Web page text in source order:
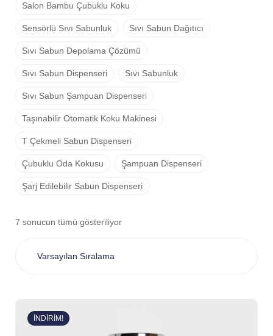
Salon Bambu Çubuklu Koku
Sensörlü Sıvı Sabunluk Sıvı Sabun Dağıtıcı
Sıvı Sabun Depolama Çözümü
Sıvı Sabun Dispenseri Sıvı Sabunluk
Sıvı Sabun Şampuan Dispenseri
Taşınabilir Otomatik Koku Makinesi
T Çekmeli Sabun Dispenseri
Çubuklu Oda Kokusu Şampuan Dispenseri
Şarj Edilebilir Sabun Dispenseri
7 sonucun tümü gösteriliyor
İNDIRIM!